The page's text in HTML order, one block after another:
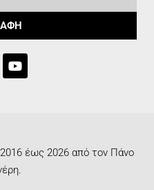
έως 2026 από τον Πάνο